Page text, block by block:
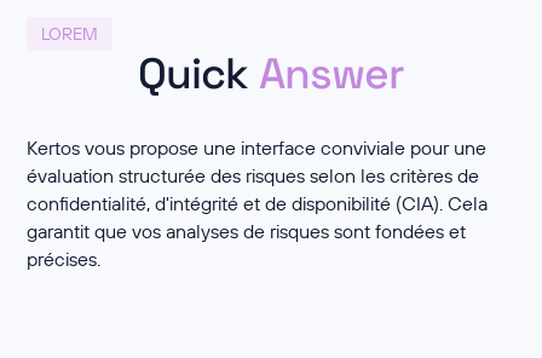
LOREM
Quick Answer
Kertos vous propose une interface conviviale pour une
évaluation structurée des risques selon les critères de
confidentialité, d'intégrité et de disponibilité (CIA). Cela
garantit que vos analyses de risques sont fondées et
précises.